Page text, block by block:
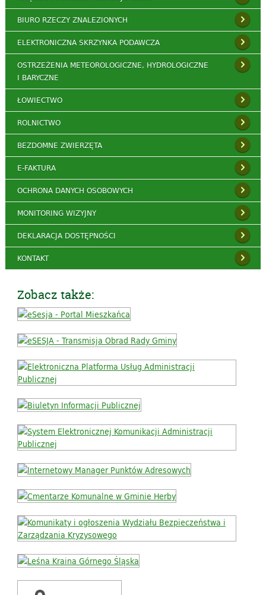
BIURO RZECZY ZNALEZIONYCH
ELEKTRONICZNA SKRZYNKA PODAWCZA
OSTRZEŻENIA METEOROLOGICZNE, HYDROLOGICZNE
I BARYCZNE
ŁOWIECTWO
ROLNICTWO
BEZDOMNE ZWIERZĘTA
E-FAKTURA
OCHRONA DANYCH OSOBOWYCH
MONITORING WIZYJNY
DEKLARACJA DOSTĘPNOŚCI
KONTAKT
Zobacz także: